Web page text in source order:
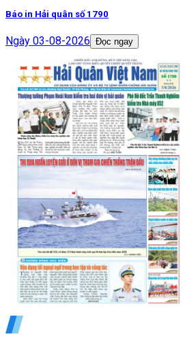
Báo in Hải quân số 1790
Ngày 03-08-2026 Đọc ngay